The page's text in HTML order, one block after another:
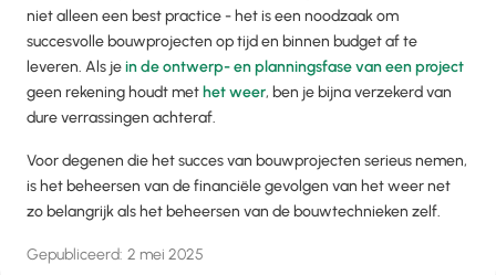
niet alleen een best practice - het is een noodzaak om
succesvolle bouwprojecten op tijd en binnen budget af te
leveren. Als jein de ontwerp- en planningsfase van een project
geen rekening houdt met het weer, ben je bijna verzekerd van
dure verrassingen achteraf.
Voor degenen die het succes van bouwprojecten serieus nemen,
is het beheersen van de financiële gevolgen van het weer net
zo belangrijk als het beheersen van de bouwtechnieken zelf.
Gepubliceerd: 2 mei 2025